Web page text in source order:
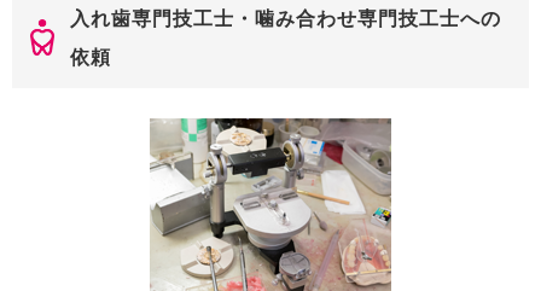
入れ歯専門技工士・噛み合わせ専門技工士への
依頼